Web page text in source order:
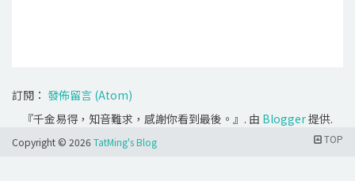
訂閱： 發佈留言 (Atom)
『千金易得，知音難求，感謝你看到最後。』. 由 Blogger提供.
Copyright © 2026 TatMing's Blog TOP